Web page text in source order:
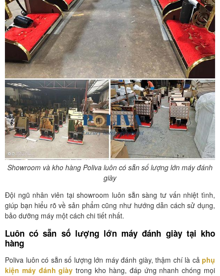
Showroom và kho hàng Poliva luôn có sẵn số lượng lớn máy đánh
giày
Đội ngũ nhân viên tại showroom luôn sẵn sàng tư vấn nhiệt tình,
giúp bạn hiểu rõ về sản phẩm cũng như hướng dẫn cách sử dụng,
bảo dưỡng máy một cách chi tiết nhất.
Luôn có sẵn số lượng lớn máy đánh giày tại kho
hàng
Poliva luôn có sẵn số lượng lớn máy đánh giày, thậm chí là cả phụ
kiện máy đánh giày trong kho hàng, đáp ứng nhanh chóng mọi